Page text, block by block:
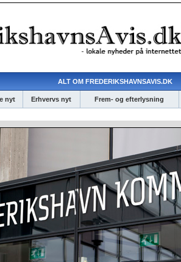
ALT OM FREDERIKSHAVNSAVIS.DK
nyt Erhvervs nyt Frem- og efterlysning